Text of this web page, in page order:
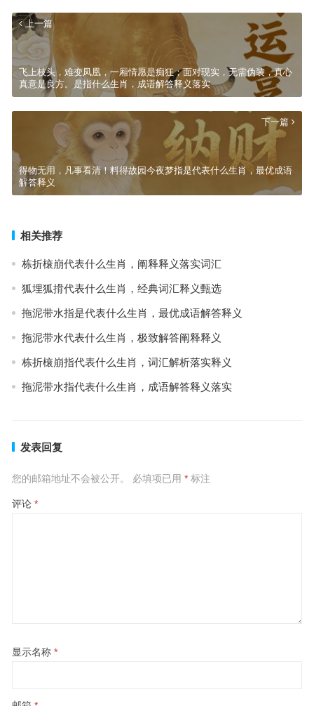
上一篇
飞上枝头，难变凤凰，一厢情愿是痴狂；面对现实，无需伪装，真心
真意是良方。是指什么生肖，成语解答释义落实
下一篇
得物无用，凡事看清！料得故园今夜梦指是代表什么生肖，最优成语
解答释义
相关推荐
栋折榱崩代表什么生肖，阐释释义落实词汇
狐埋狐搰代表什么生肖，经典词汇释义甄选
拖泥带水指是代表什么生肖，最优成语解答释义
拖泥带水代表什么生肖，极致解答阐释释义
栋折榱崩指代表什么生肖，词汇解析落实释义
拖泥带水指代表什么生肖，成语解答释义落实
发表回复
您的邮箱地址不会被公开。 必填项已用 *标注
评论 *
显示名称 *